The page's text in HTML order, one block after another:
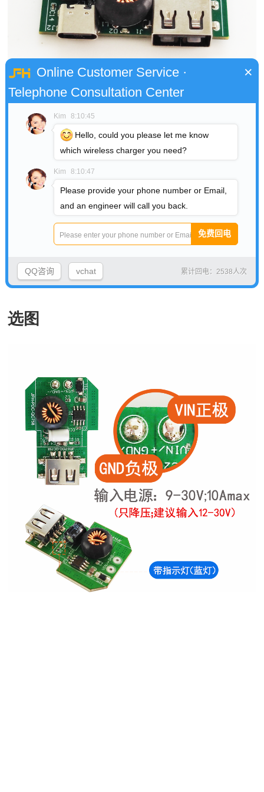
选图
Online Customer Service ·
Telephone Consultation Center
×
Kim 8:10:45
Hello, could you please let me know
which wireless charger you need?
Kim 8:10:47
Please provide your phone number or Email,
and an engineer will call you back.
累计回电：2538人次
QQ咨询 vchat